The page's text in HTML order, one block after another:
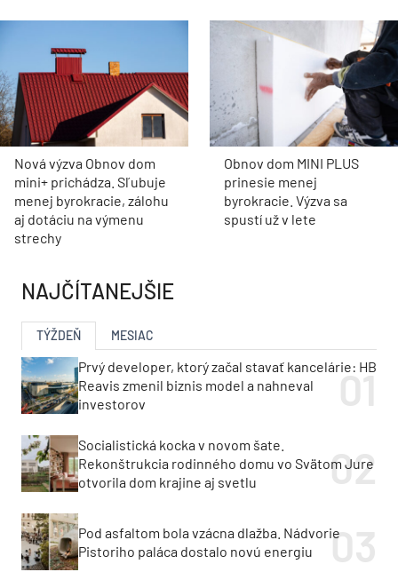
Nová výzva Obnov dom
mini+ prichádza. Sľubuje
menej byrokracie, zálohu
aj dotáciu na výmenu
strechy
Obnov dom MINI PLUS
prinesie menej
byrokracie. Výzva sa
spustí už v lete
NAJČÍTANEJŠIE
TÝŽDEŇ MESIAC
Prvý developer, ktorý začal stavať kancelárie: HB
Reavis zmenil biznis model a nahneval
investorov
Socialistická kocka v novom šate.
Rekonštrukcia rodinného domu vo Svätom Jure
otvorila dom krajine aj svetlu
Pod asfaltom bola vzácna dlažba. Nádvorie
Pistoriho paláca dostalo novú energiu